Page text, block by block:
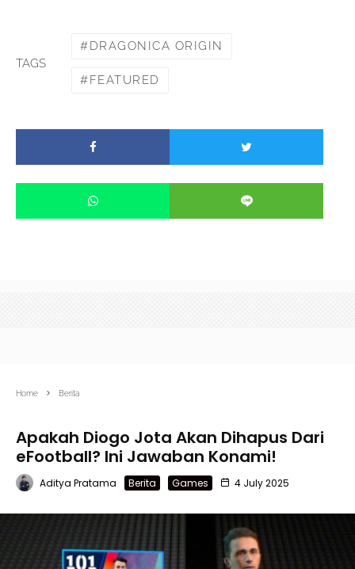
TAGS
DRAGONICA ORIGIN
FEATURED
Home Berita
Apakah Diogo Jota Akan Dihapus Dari
eFootball? Ini Jawaban Konami!
Aditya Pratama Berita Games 4 July 2025